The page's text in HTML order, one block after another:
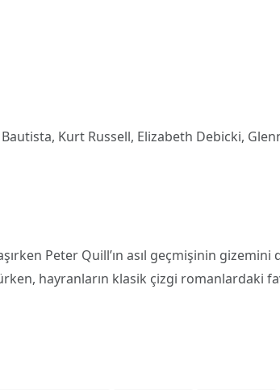
Kurt Russell, Elizabeth Debicki,
Peter Quill’ın asıl geçmişinin gizemini
hayranların klasik çizgi romanlardaki